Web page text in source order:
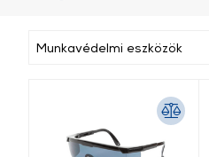
Munkavédelmi eszközök